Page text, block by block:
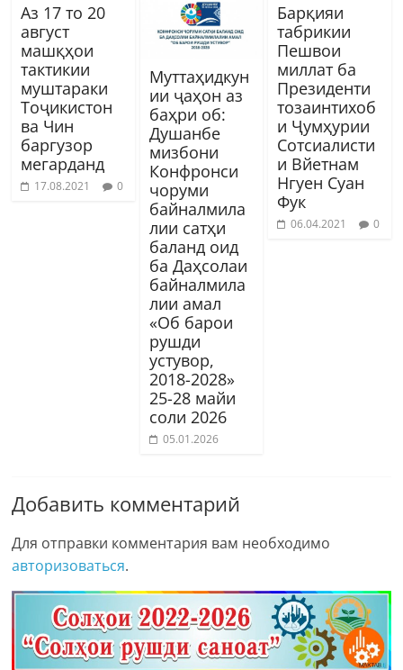
Аз 17 то 20
август
машқҳои
тактикии
муштараки
Тоҷикистон
ва Чин
баргузор
мегарданд
17.08.2021 0
Муттаҳидкун
ии ҷаҳон аз
баҳри об:
Душанбе
мизбони
Конфронси
чоруми
байналмила
лии сатҳи
баланд оид
ба Даҳсолаи
байналмила
лии амал
«Об барои
рушди
устувор,
2018-2028»
25-28 майи
соли 2026
05.01.2026
Барқияи
табрикии
Пешвои
миллат ба
Президенти
тозаинтихоб
и Ҷумҳурии
Сотсиалисти
и Вйетнам
Нгуен Суан
Фук
06.04.2021 0
Добавить комментарий
Для отправки комментария вам необходимо
авторизоваться.